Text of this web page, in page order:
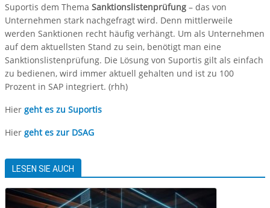
Suportis dem Thema Sanktionslistenprüfung – das von
Unternehmen stark nachgefragt wird. Denn mittlerweile
werden Sanktionen recht häufig verhängt. Um als Unternehmen
auf dem aktuellsten Stand zu sein, benötigt man eine
Sanktionslistenprüfung. Die Lösung von Suportis gilt als einfach
zu bedienen, wird immer aktuell gehalten und ist zu 100
Prozent in SAP integriert. (rhh)
Hier geht es zu Suportis
Hier geht es zur DSAG
LESEN SIE AUCH